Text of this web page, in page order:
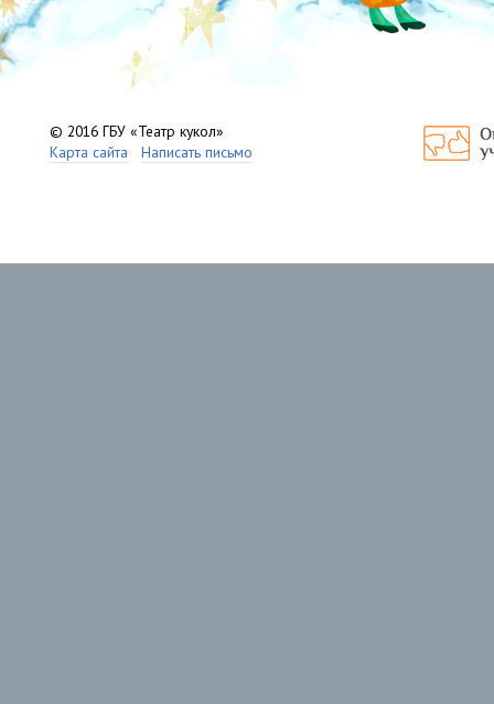
© 2016 ГБУ «Театр кукол»
Карта сайта
Написать письмо